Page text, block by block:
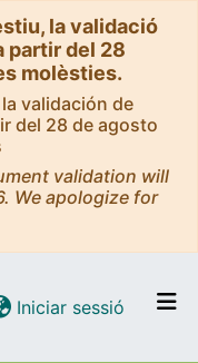
la validació
partir del 28
molèsties.
validación de
del 28 de agosto
validation will
We apologize for
Iniciar sessió (current)